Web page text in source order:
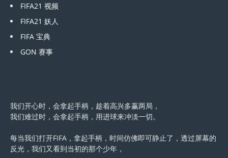
FIFA21 视频
FIFA21 妖人
FIFA 宝典
GON 赛事
我们开心时，会拿起手柄，趁着高兴多赢两局，
我们难过时，会拿起手柄，用进球来冲淡一切。
每当我们打开FIFA，拿起手柄，时间仿佛即可静止了，透过屏幕的
反光，我们又看到当初的那个少年，